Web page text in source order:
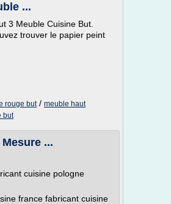
...
3 Meuble Cuisine But.
trouver le papier peint
rouge but/ meuble haut
but
...
cuisine pologne
france fabricant cuisine